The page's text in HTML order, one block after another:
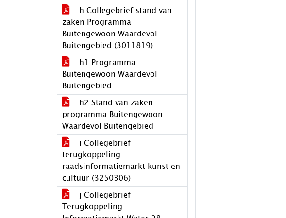
h Collegebrief stand van
zaken Programma
Buitengewoon Waardevol
Buitengebied (3011819)
h1 Programma
Buitengewoon Waardevol
Buitengebied
h2 Stand van zaken
programma Buitengewoon
Waardevol Buitengebied
i Collegebrief
terugkoppeling
raadsinformatiemarkt kunst en
cultuur (3250306)
j Collegebrief
Terugkoppeling